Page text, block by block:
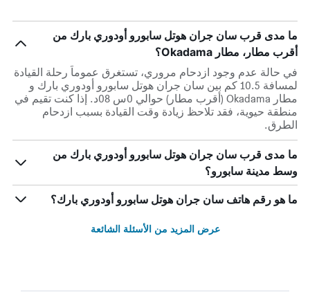
ما مدى قرب سان جران هوتل سابورو أودوري بارك من
أقرب مطار، مطار Okadama؟
في حالة عدم وجود ازدحام مروري، تستغرق عموماً رحلة القيادة
لمسافة 10.5 كم بين سان جران هوتل سابورو أودوري بارك و
مطار Okadama (أقرب مطار) حوالي 0س 08د. إذا كنت تقيم في
منطقة حيوية، فقد تلاحظ زيادة وقت القيادة بسبب ازدحام
الطرق.
ما مدى قرب سان جران هوتل سابورو أودوري بارك من
وسط مدينة سابورو؟
ما هو رقم هاتف سان جران هوتل سابورو أودوري بارك؟
عرض المزيد من الأسئلة الشائعة